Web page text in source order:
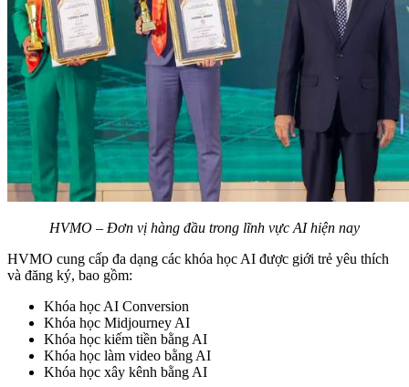
HVMO – Đơn vị hàng đầu trong lĩnh vực AI hiện nay
HVMO cung cấp đa dạng các khóa học AI được giới trẻ yêu thích
và đăng ký, bao gồm:
Khóa học AI Conversion
Khóa học Midjourney AI
Khóa học kiếm tiền bằng AI
Khóa học làm video bằng AI
Khóa học xây kênh bằng AI